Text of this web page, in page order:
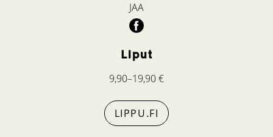
JAA
Liput
9,90–19,90 €
LIPPU.FI